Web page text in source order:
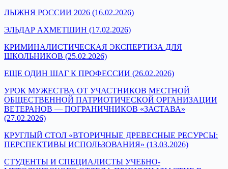
ЛЫЖНЯ РОССИИ 2026 (16.02.2026)
ЭЛЬДАР АХМЕТШИН (17.02.2026)
КРИМИНАЛИСТИЧЕСКАЯ ЭКСПЕРТИЗА ДЛЯ
ШКОЛЬНИКОВ (25.02.2026)
ЕЩЕ ОДИН ШАГ К ПРОФЕССИИ (26.02.2026)
УРОК МУЖЕСТВА ОТ УЧАСТНИКОВ МЕСТНОЙ
ОБЩЕСТВЕННОЙ ПАТРИОТИЧЕСКОЙ ОРГАНИЗАЦИИ
ВЕТЕРАНОВ — ПОГРАНИЧНИКОВ «ЗАСТАВА»
(27.02.2026)
КРУГЛЫЙ СТОЛ «ВТОРИЧНЫЕ ДРЕВЕСНЫЕ РЕСУРСЫ:
ПЕРСПЕКТИВЫ ИСПОЛЬЗОВАНИЯ» (13.03.2026)
CТУДЕНТЫ И СПЕЦИАЛИСТЫ УЧЕБНО-